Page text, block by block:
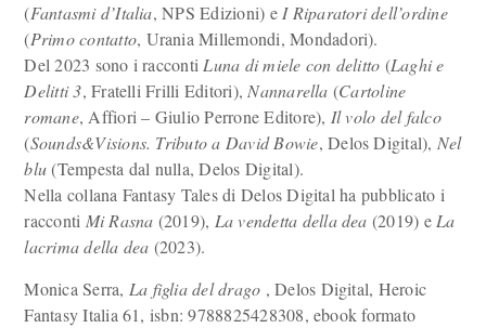
(Fantasmi d’Italia, NPS Edizioni) e I Riparatori dell’ordine
(Primo contatto, Urania Millemondi, Mondadori).
Del 2023 sono i racconti Luna di miele con delitto (Laghi e
Delitti 3, Fratelli Frilli Editori), Nannarella (Cartoline
romane, Affiori – Giulio Perrone Editore), Il volo del falco
(Sounds&Visions. Tributo a David Bowie, Delos Digital), Nel
blu(Tempesta dal nulla, Delos Digital).
Nella collana Fantasy Tales di Delos Digital ha pubblicato i
racconti Mi Rasna (2019), La vendetta della dea (2019) e La
lacrima della dea (2023).
Monica Serra, La figlia del drago , Delos Digital, Heroic
Fantasy Italia 61, isbn: 9788825428308, ebook formato